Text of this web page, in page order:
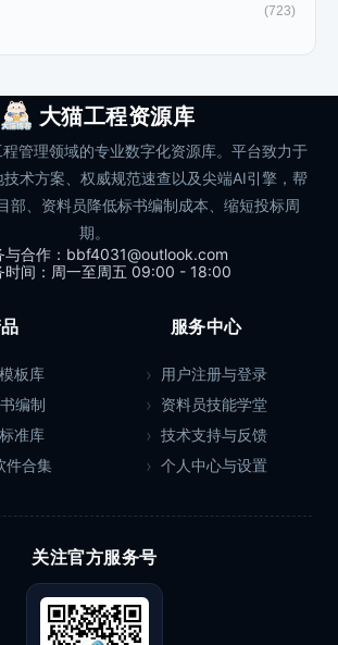
(723)
大猫工程资源库
管理领域的专业数字化资源库。平台致力于
术方案、权威规范速查以及尖端AI引擎，帮
部、资料员降低标书编制成本、缩短投标周
期。
与合作：bbf4031@outlook.com
时间：周一至周五 09:00 - 18:00
板库
编制
准库
件合集
服务中心
用户注册与登录
资料员技能学堂
技术支持与反馈
个人中心与设置
关注官方服务号